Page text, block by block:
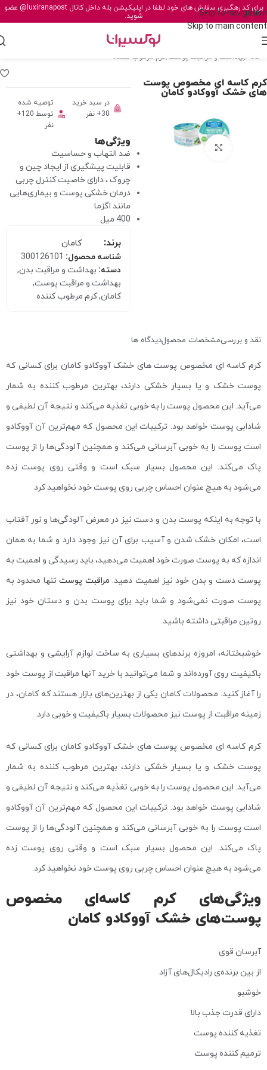
Skip to navigation
Skip to main content
برای کد رهگیری سفارش های خود لطفا در اپلیکیشن بله داخل کانال@luxiranapost عضو
شوید.
خانه /بهداشت و مراقبت پوست /کرم مرطوب کننده
کرم کاسه ای مخصوص پوست
های خشک آووکادو کامان
برای بزرگنمایی کلیک کنید
در سبد خرید
30+ نفر
توصیه شده
توسط 120+
نفر
ویژگی‌ها
ضد التهاب و حساسیت
قابلیت پیشگیری از ایجاد چین و
چروک ، دارای خاصیت کنترل چربی
درمان خشکی پوست و بیماری‌هایی
مانند اگزما
400 میل
برند:
کامان
شناسه محصول: 300126101
دسته: بهداشت و مراقبت بدن,
بهداشت و مراقبت پوست,
کامان,کرم مرطوب کننده
نقد و بررسیمشخصات محصولدیدگاه ها
کرم کاسه ای مخصوص پوست های خشک آووکادو کامان برای کسانی که
پوست خشک و یا بسیار خشکی دارند، بهترین مرطوب کننده به شمار
می‌آید. این محصول پوست را به خوبی تغذیه می‌کند و نتیجه آن لطیفی و
شادابی پوست خواهد بود. ترکیبات این محصول که مهم‌ترین آن آووکادو
است پوست را به خوبی آبرسانی می‌کند و همچنین آلودگی‌ها را از پوست
پاک می‌کند. این محصول بسیار سبک است و وقتی روی پوست زده
می‌شود به هیچ عنوان احساس چربی روی پوست خود نخواهید کرد
با توجه به اینکه پوست بدن و دست نیز در معرض آلودگی‌ها و نور آفتاب
است، امکان خشک شدن و آسیب برای آن نیز وجود دارد و شما به همان
اندازه که به پوست صورت خود اهمیت می‌دهید، باید رسیدگی و اهمیت به
پوست دست و بدن خود نیز اهمیت دهید. مراقبت پوستتنها محدود به
پوست صورت نمی‌شود و شما باید برای پوست بدن و دستان خود نیز
روتین مراقبتی داشته باشید.
خوشبختانه،‌ امروزه برندهای بسیاری به ساخت لوازم آرایشی و بهداشتی
باکیفیت روی آورده‌اند و شما می‌توانید با خرید آنها مراقبت از پوست خود
را آغاز کنید. محصولات کامان یکی از بهترین‌های بازار هستند که کامان، در
زمینه مراقبت از پوست نیز محصولات بسیار باکیفیت و خوبی دارد.
کرم کاسه ای مخصوص پوست های خشک آووکادو کامان برای کسانی که
پوست خشک و یا بسیار خشکی دارند، بهترین مرطوب کننده به شمار
می‌آید. این محصول پوست را به خوبی تغذیه می‌کند و نتیجه آن لطیفی و
شادابی پوست خواهد بود. ترکیبات این محصول که مهم‌ترین آن آووکادو
است پوست را به خوبی آبرسانی می‌کند و همچنین آلودگی‌ها را از پوست
پاک می‌کند. این محصول بسیار سبک است و وقتی روی پوست زده
می‌شود به هیچ عنوان احساس چربی روی پوست خود نخواهید کرد.
ویژگی‌های کرم کاسه‌ای مخصوص
پوست‌های خشک آووکادو کامان
آبرسان قوی
از بین برنده‌ی رادیکال‌های آزاد
خوشبو
دارای قدرت جذب بالا
تغذیه کننده پوست
ترمیم کننده پوست